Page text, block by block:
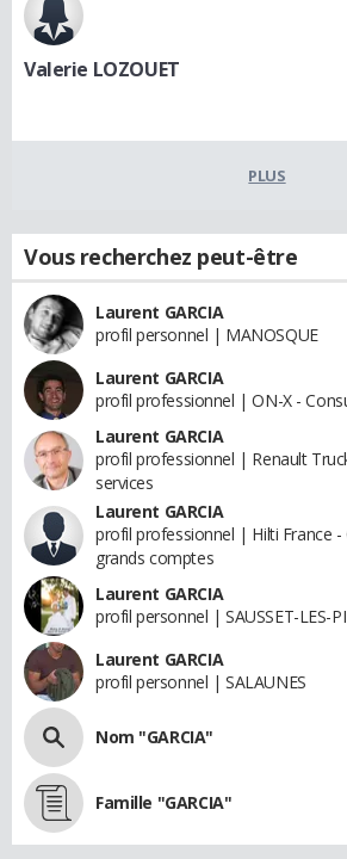
Valerie LOZOUET
PLUS
Vous recherchez peut-être
Laurent GARCIA
profil personnel | MANOSQUE
Laurent GARCIA
profil professionnel | ON-X -
Laurent GARCIA
profil professionnel | Renault
services
Laurent GARCIA
profil professionnel | Hilti France -
grands comptes
Laurent GARCIA
profil personnel | SAUSSET-LES-
Laurent GARCIA
profil personnel | SALAUNES
Nom "GARCIA"
Famille "GARCIA"